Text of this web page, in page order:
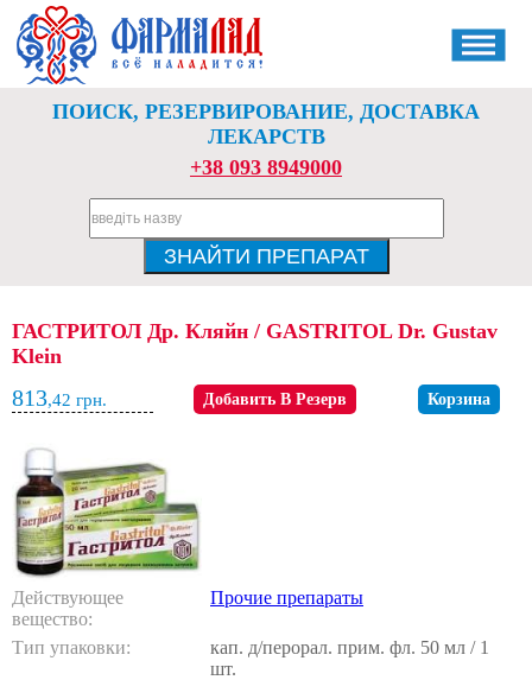
ПОИСК, РЕЗЕРВИРОВАНИЕ, ДОСТАВКА
ЛЕКАРСТВ
+38 093 8949000
ГАСТРИТОЛ Др. Кляйн / GASTRITOL Dr. Gustav
Klein
813,42 грн. Добавить В Резерв Корзина
Действующее
вещество:
Прочие препараты
Тип упаковки:
кап. д/перорал. прим. фл. 50 мл / 1
шт.